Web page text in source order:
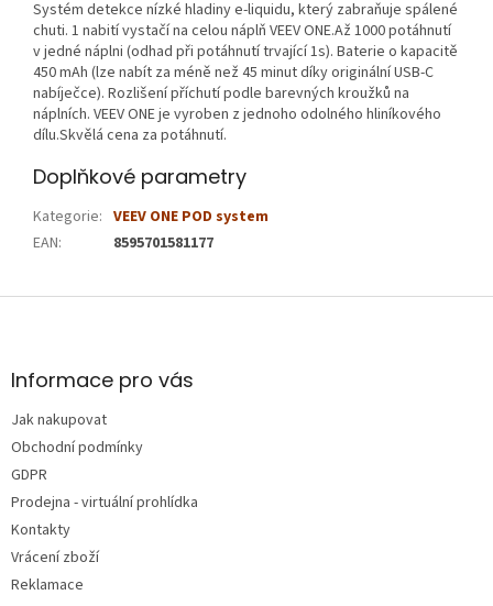
Systém detekce nízké hladiny e-liquidu, který zabraňuje spálené
chuti. 1 nabití vystačí na celou náplň VEEV ONE.Až 1000 potáhnutí
v jedné náplni (odhad při potáhnutí trvající 1s). Baterie o kapacitě
450 mAh (lze nabít za méně než 45 minut díky originální USB-C
nabíječce). Rozlišení příchutí podle barevných kroužků na
náplních. VEEV ONE je vyroben z jednoho odolného hliníkového
dílu.Skvělá cena za potáhnutí.
Doplňkové parametry
Kategorie: VEEV ONE POD system
EAN: 8595701581177
Z
aInformace pro vás
Jak nakupovat
Obchodní podmínky
GDPR
Prodejna - virtuální prohlídka
Kontakty
Vrácení zboží
Reklamace